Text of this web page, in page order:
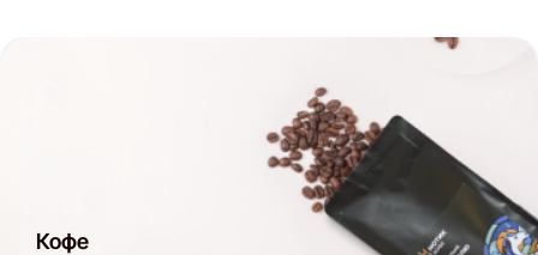
Кофе